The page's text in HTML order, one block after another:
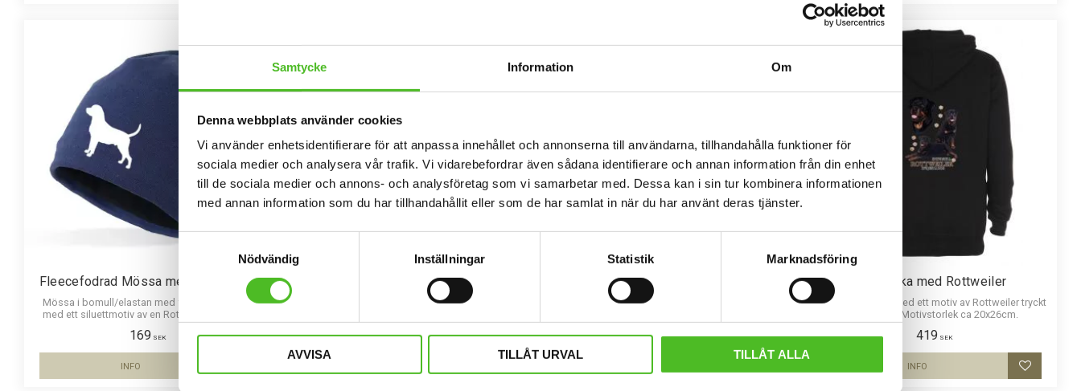
Samtycke Information Om
Denna webbplats använder cookies
Vi använder enhetsidentifierare för att anpassa innehållet och annonserna till användarna, tillhandahålla funktioner för
sociala medier och analysera vår trafik. Vi vidarebefordrar även sådana identifierare och annan information från din enhet
till de sociala medier och annons- och analysföretag som vi samarbetar med. Dessa kan i sin tur kombinera informationen
med annan information som du har tillhandahållit eller som de har samlat in när du har använt deras tjänster.
Samtyckesval
Nödvändig
Inställningar Statistik Marknadsföring
AVVISA TILLÅT URVAL TILLÅT ALLA
Fleecefodrad Mössa med Rottweiler
Mössa i bomull/elastan med fleecefoder och
med ett siluettmotiv av en Rottweiler. Mössan
finns i flera färger.
169 SEK
F
L
E
E
C
E
F
O
D
Lägg till i favoriter
INFO
Förkläde med Rottweiler
Miljövänligt förkläde i återanvänd bomull och
Motivstorlek ca 18 x 15 cm.
129SEK
Lägg till i favoriter
Mössa med Rottweiler
Mössa i bomullspandex med ett siluettmotiv av
159SEK
Lägg till i favoriter
Huvjacka med Rottweiler
Härlig huvjacka med ett motiv av Rottweiler tryckt
på ryggen. Motivstorlek ca 20x26cm.
419 SEK
Lägg till i
INFO